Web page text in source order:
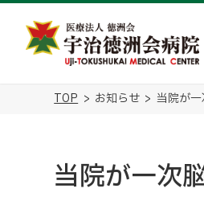
TOP お知らせ 当院が
当院が一次